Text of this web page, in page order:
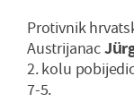
Protivnik
Austrijanac
2. kolu
7-5.